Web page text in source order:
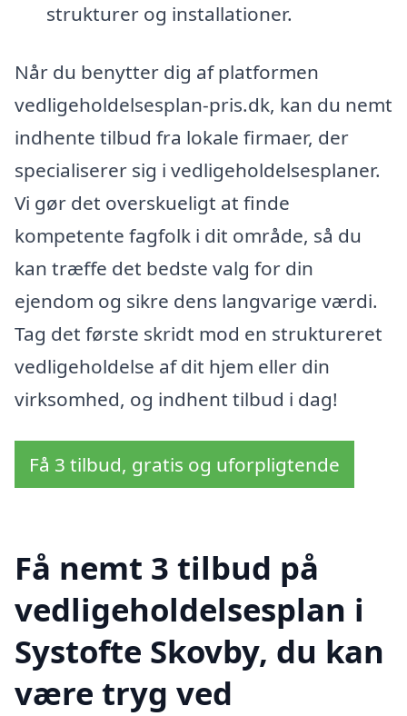
strukturer og installationer.
Når du benytter dig af platformen
vedligeholdelsesplan-pris.dk, kan du nemt
indhente tilbud fra lokale firmaer, der
specialiserer sig i vedligeholdelsesplaner.
Vi gør det overskueligt at finde
kompetente fagfolk i dit område, så du
kan træffe det bedste valg for din
ejendom og sikre dens langvarige værdi.
Tag det første skridt mod en struktureret
vedligeholdelse af dit hjem eller din
virksomhed, og indhent tilbud i dag!
Få 3 tilbud, gratis og uforpligtende
Få nemt 3 tilbud på
vedligeholdelsesplan i
Systofte Skovby, du kan
være tryg ved